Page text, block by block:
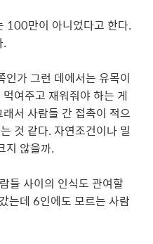
100만이 아니었다고 한다.
.
가 그런 데에서는 유목이
여주고 재워줘야 하는 게
서 사람들 간 접촉이 적으
것 같다. 자연조건이나 밀
지 않을까.
들 사이의 인식도 관여할
는데 6인에도 모르는 사람